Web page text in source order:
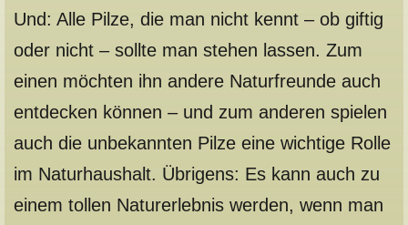
Und: Alle Pilze, die man nicht kennt – ob giftig
oder nicht – sollte man stehen lassen. Zum
einen möchten ihn andere Naturfreunde auch
entdecken können – und zum anderen spielen
auch die unbekannten Pilze eine wichtige Rolle
im Naturhaushalt. Übrigens: Es kann auch zu
einem tollen Naturerlebnis werden, wenn man